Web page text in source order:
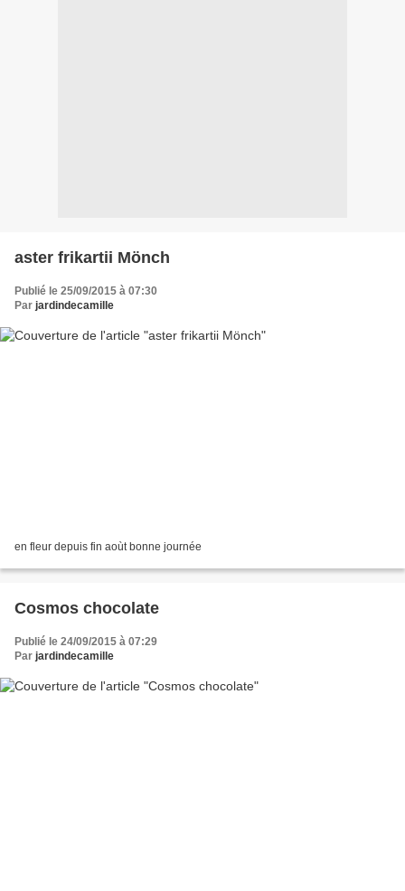
aster frikartii Mönch
Publié le 25/09/2015 à 07:30
Par jardindecamille
en fleur depuis fin aoùt bonne journée
Cosmos chocolate
Publié le 24/09/2015 à 07:29
Par jardindecamille